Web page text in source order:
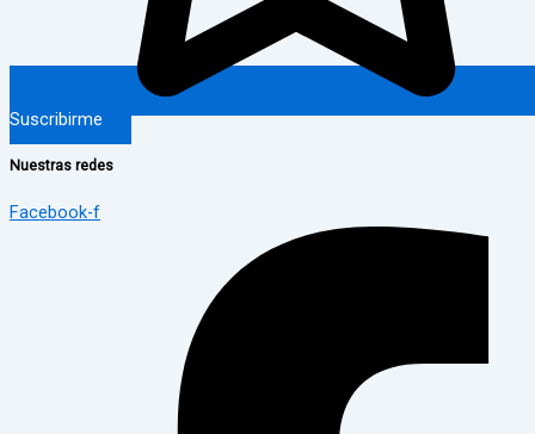
Suscribirme
Nuestras redes
Facebook-f